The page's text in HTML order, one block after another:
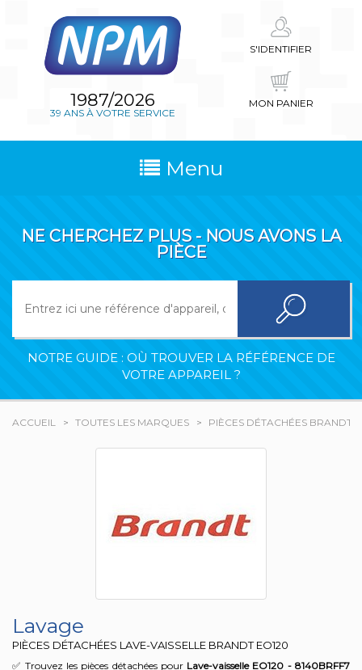
1987/2026
39 ANS À VOTRE SERVICE
S'IDENTIFIER
MON PANIER
Menu
NE CHERCHEZ PLUS - NOUS AVONS LA
PIÈCE
NOTRE GUIDE : OÙ TROUVER LA RÉFÉRENCE DE
VOTRE APPAREIL ?
ACCUEIL TOUTES LES MARQUES PIÈCES DÉTACHÉES BRANDT
Lavage
PIÈCES DÉTACHÉES LAVE-VAISSELLE BRANDTEO120
✅ Trouvez les pièces détachées pour Lave-vaisselle EO120 - 8140BRFF7